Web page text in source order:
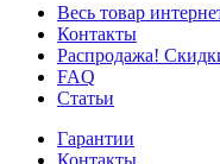
Весь товар
Контакты
Распродажа!
FAQ
Статьи
Гарантии
Контакты